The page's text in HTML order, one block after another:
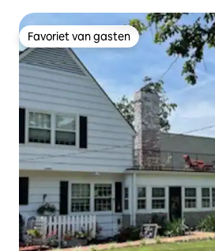
Favoriet van gasten
Favoriet van gasten